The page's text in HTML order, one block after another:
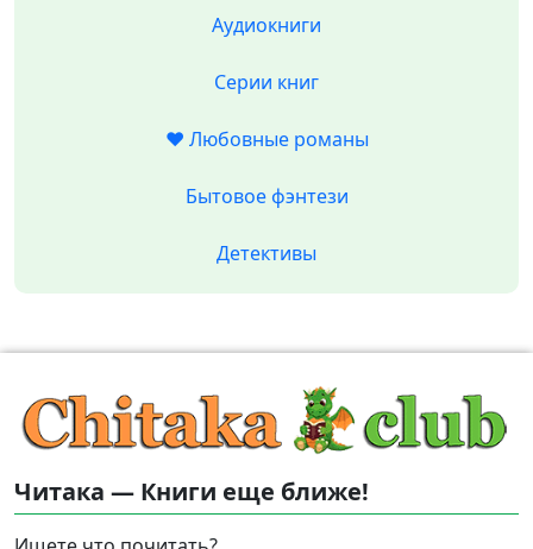
Аудиокниги
Серии книг
❤️ Любовные романы
Бытовое фэнтези
Детективы
Читака — Книги еще ближе!